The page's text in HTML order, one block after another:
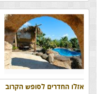
אזלו החדרים לסופש הקרוב